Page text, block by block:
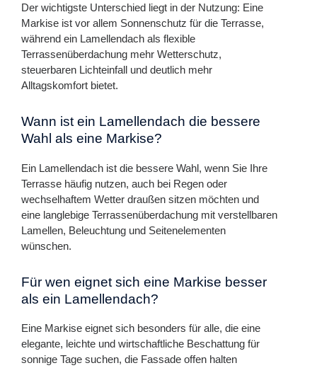
Der wichtigste Unterschied liegt in der Nutzung: Eine
Markise ist vor allem Sonnenschutz für die Terrasse,
während ein Lamellendach als flexible
Terrassenüberdachung mehr Wetterschutz,
steuerbaren Lichteinfall und deutlich mehr
Alltagskomfort bietet.
Wann ist ein Lamellendach die bessere
Wahl als eine Markise?
Ein Lamellendach ist die bessere Wahl, wenn Sie Ihre
Terrasse häufig nutzen, auch bei Regen oder
wechselhaftem Wetter draußen sitzen möchten und
eine langlebige Terrassenüberdachung mit verstellbaren
Lamellen, Beleuchtung und Seitenelementen
wünschen.
Für wen eignet sich eine Markise besser
als ein Lamellendach?
Eine Markise eignet sich besonders für alle, die eine
elegante, leichte und wirtschaftliche Beschattung für
sonnige Tage suchen, die Fassade offen halten